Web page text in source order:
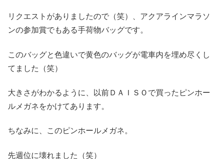
リクエストがありましたので（笑）、アクアラインマラソ
ンの参加賞でもある手荷物バッグです。
このバッグと色違いで黄色のバッグが電車内を埋め尽くし
てました（笑）
大きさがわかるように、以前ＤＡＩＳＯで買ったピンホー
ルメガネをかけてあります。
ちなみに、このピンホールメガネ。
先週位に壊れました（笑）